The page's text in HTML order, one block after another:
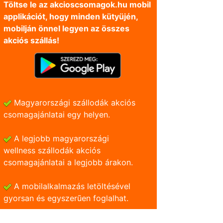
Töltse le az akcioscsomagok.hu mobil
applikációt, hogy minden kütyüjén,
mobilján önnel legyen az összes
akciós szállás!
Magyarországi szállodák akciós
csomagajánlatai egy helyen.
A legjobb magyarországi
wellness szállodák akciós
csomagajánlatai a legjobb árakon.
A mobilalkalmazás letöltésével
gyorsan és egyszerũen foglalhat.